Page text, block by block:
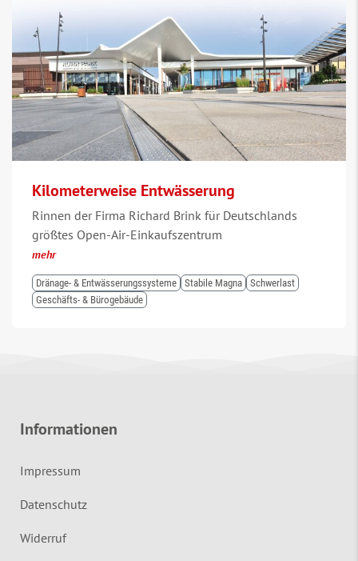
Kilometerweise Entwässerung
Rinnen der Firma Richard Brink für Deutschlands
größtes Open-Air-Einkaufszentrum
mehr
Dränage- & Entwässerungssysteme Stabile Magna
Schwerlast
Geschäfts- & Bürogebäude
Informationen
Impressum
Datenschutz
Widerruf